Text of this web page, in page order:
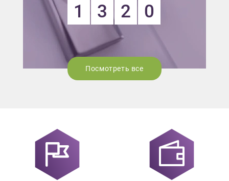
1 3 2 0
Посмотреть все